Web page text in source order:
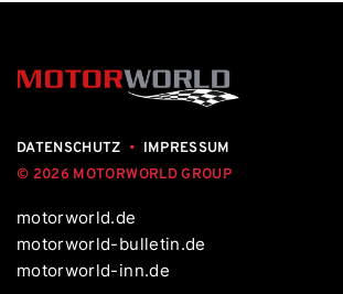
DATENSCHUTZ • IMPRESSUM
© 2026 MOTORWORLD GROUP
motorworld.de
motorworld-bulletin.de
motorworld-inn.de